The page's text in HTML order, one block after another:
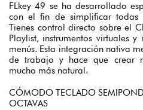
FLkey 49 se ha desarrollado
con el fin de simplificar todas
Tienes control directo sobre el
Playlist, instrumentos virtuales
menús. Esta integración nativa
de trabajo y hace que crear
mucho más natural.
CÓMODO TECLADO
OCTAVAS